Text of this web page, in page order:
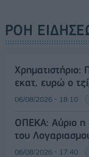
ΡΟΗ
εκατ. ευρώ ο
06/08/2026 - 18:10
ΟΠΕΚΑ: Αύριο η
του
06/08/2026 - 17:40